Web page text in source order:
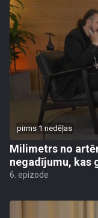
pirms 1 nedēļas
Milimetrs no
negadījumu, kas
6. epizode